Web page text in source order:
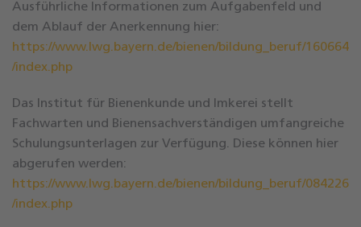
Ausführliche Informationen zum Aufgabenfeld und
dem Ablauf der Anerkennung hier:
https://www.lwg.bayern.de/bienen/bildung_beruf/160664
/index.php
Das Institut für Bienenkunde und Imkerei stellt
Fachwarten und Bienensachverständigen umfangreiche
Schulungsunterlagen zur Verfügung. Diese können hier
abgerufen werden:
https://www.lwg.bayern.de/bienen/bildung_beruf/084226
/index.php